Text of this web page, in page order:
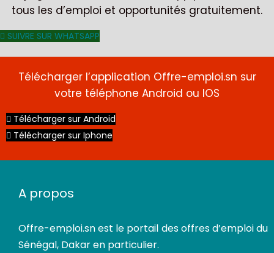
tous les d’emploi et opportunités gratuitement.
SUIVRE SUR WHATSAPP
Télécharger l’application Offre-emploi.sn sur
votre téléphone Android ou IOS
Télécharger sur Android
Télécharger sur Iphone
A propos
Offre-emploi.snest le portail des offres d’emploi du
Sénégal, Dakar en particulier.